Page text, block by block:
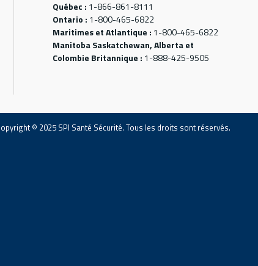
Québec : 1-866-861-8111
Ontario : 1-800-465-6822
Maritimes et Atlantique : 1-800-465-6822
Manitoba Saskatchewan, Alberta et
Colombie Britannique : 1-888-425-9505
© 2025 SPI Santé Sécurité. Tous les droits sont réservés.